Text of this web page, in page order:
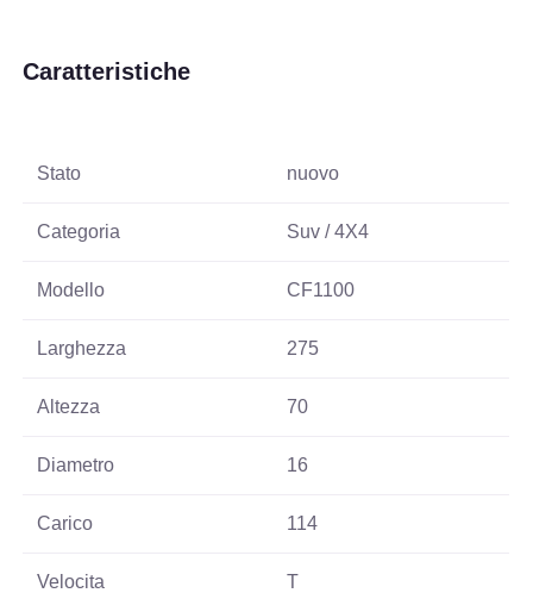
Caratteristiche
Stato nuovo
Categoria Suv / 4X4
Modello CF1100
Larghezza 275
Altezza 70
Diametro 16
Carico 114
Velocita T